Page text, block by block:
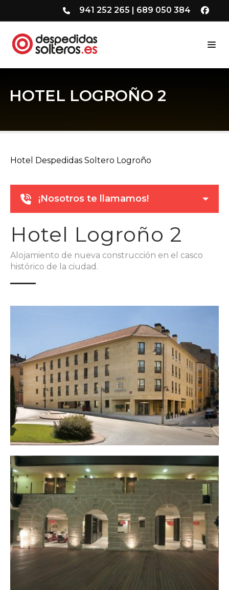
941 252 265 | 689 050 384
HOTEL LOGROÑO 2
Hotel Despedidas Soltero Logroño
¡Nosotros te llamamos!
Hotel Logroño 2
Alojamiento de nueva construcción en el casco
histórico de la ciudad.